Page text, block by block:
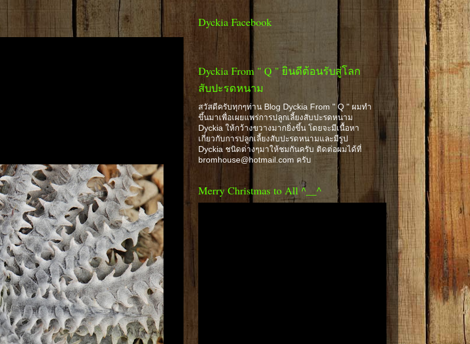
Dyckia Facebook
Dyckia From " Q " ยินดีต้อนรับสู่โลก
สับปะรดหนาม
สวัสดีครับทุกๆท่าน Blog Dyckia From " Q " ผมทำ
ขึ้นมาเพื่อเผยแพร่การปลูกเลี้ยงสับปะรดหนาม
Dyckia ให้กว้างขวางมากยิ่งขึ้น โดยจะมีเนื้อหา
เกี่ยวกับการปลูกเลี้ยงสับปะรดหนามและมีรูป
Dyckia ชนิดต่างๆมาให้ชมกันครับ ติดต่อผมได้ที่
bromhouse@hotmail.com ครับ
Merry Christmas to All ^__^